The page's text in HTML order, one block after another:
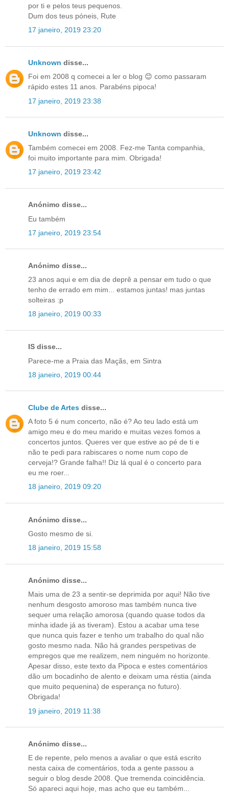
por ti e pelos teus pequenos.
Dum dos teus póneis, Rute
17 janeiro, 2019 23:20
Unknown disse...
Foi em 2008 q comecei a ler o blog 😊 como passaram
rápido estes 11 anos. Parabéns pipoca!
17 janeiro, 2019 23:38
Unknown disse...
Também comecei em 2008. Fez-me Tanta companhia,
foi muito importante para mim. Obrigada!
17 janeiro, 2019 23:42
Anónimo disse...
Eu também
17 janeiro, 2019 23:54
Anónimo disse...
23 anos aqui e em dia de deprê a pensar em tudo o que
tenho de errado em mim... estamos juntas! mas juntas
solteiras :p
18 janeiro, 2019 00:33
IS disse...
Parece-me a Praia das Maçãs, em Sintra
18 janeiro, 2019 00:44
Clube de Artes disse...
A foto 5 é num concerto, não é? Ao teu lado está um
amigo meu e do meu marido e muitas vezes fomos a
concertos juntos. Queres ver que estive ao pé de ti e
não te pedi para rabiscares o nome num copo de
cerveja!? Grande falha!! Diz lá qual é o concerto para
eu me roer...
18 janeiro, 2019 09:20
Anónimo disse...
Gosto mesmo de si.
18 janeiro, 2019 15:58
Anónimo disse...
Mais uma de 23 a sentir-se deprimida por aqui! Não tive
nenhum desgosto amoroso mas também nunca tive
sequer uma relação amorosa (quando quase todos da
minha idade já as tiveram). Estou a acabar uma tese
que nunca quis fazer e tenho um trabalho do qual não
gosto mesmo nada. Não há grandes perspetivas de
empregos que me realizem, nem ninguém no horizonte.
Apesar disso, este texto da Pipoca e estes comentários
dão um bocadinho de alento e deixam uma réstia (ainda
que muito pequenina) de esperança no futuro).
Obrigada!
19 janeiro, 2019 11:38
Anónimo disse...
E de repente, pelo menos a avaliar o que está escrito
nesta caixa de comentários, toda a gente passou a
seguir o blog desde 2008. Que tremenda coincidência.
Só apareci aqui hoje, mas acho que eu também...